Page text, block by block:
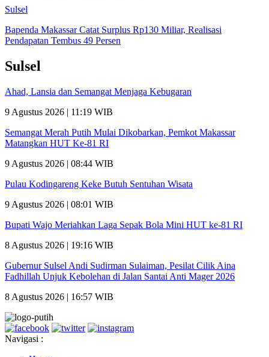
Sulsel
Bapenda Makassar Catat Surplus Rp130 Miliar, Realisasi
Pendapatan Tembus 49 Persen
Sulsel
Ahad, Lansia dan Semangat Menjaga Kebugaran
9 Agustus 2026 | 11:19 WIB
Semangat Merah Putih Mulai Dikobarkan, Pemkot Makassar
Matangkan HUT Ke-81 RI
9 Agustus 2026 | 08:44 WIB
Pulau Kodingareng Keke Butuh Sentuhan Wisata
9 Agustus 2026 | 08:01 WIB
Bupati Wajo Meriahkan Laga Sepak Bola Mini HUT ke-81 RI
8 Agustus 2026 | 19:16 WIB
Gubernur Sulsel Andi Sudirman Sulaiman, Pesilat Cilik Aina
Fadhillah Unjuk Kebolehan di Jalan Santai Anti Mager 2026
8 Agustus 2026 | 16:57 WIB
Navigasi :